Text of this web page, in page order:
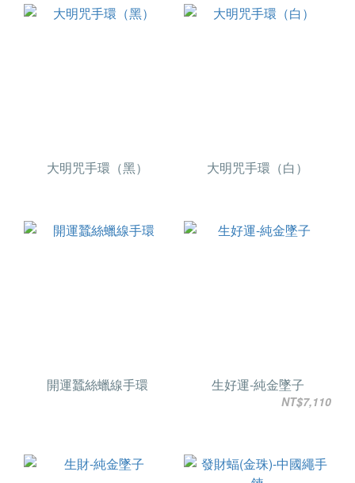
大明咒手環（黑） 大明咒手環（白）
開運蠶絲蠟線手環 生好運-純金墜子
NT$7,110